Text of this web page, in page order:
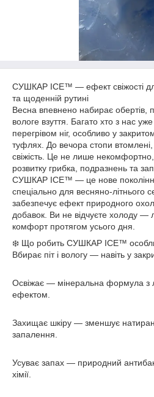
СУШКАР ICE™ — ефект свіжості
та щоденній рутині
Весна впевнено набирає обертів,
вологе взуття. Багато хто з нас
перегрівом ніг, особливо у
туфлях. До вечора стопи втомлені,
свіжість. Це не лише
розвитку грибка, подразнень та
СУШКАР ICE™ — це нове
спеціально для весняно-літнього
забезпечує ефект природного
добавок. Ви не відчуєте холоду —
комфорт протягом усього дня.
❄️ Що робить СУШКАР ICE™
Вбирає піт і вологу — навіть у
Освіжає — мінеральна формула з
ефектом.
Захищає шкіру — зменшує
запалення.
Усуває запах — природний
хімії.